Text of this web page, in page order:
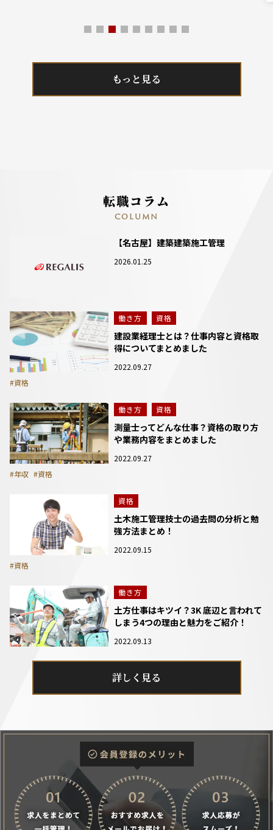
もっと見る
転職コラム
COLUMN
【名古屋】建築建築施工管理
2026.01.25
働き方 資格
建設業経理士とは？仕事内容と資格取
得についてまとめました
2022.09.27
#資格
働き方 資格
測量士ってどんな仕事？資格の取り方
や業務内容をまとめました
2022.09.27
#年収 #資格
資格
土木施工管理技士の過去問の分析と勉
強方法まとめ！
2022.09.15
#資格
働き方
土方仕事はキツイ？3K 底辺と言われて
しまう4つの理由と魅力をご紹介！
2022.09.13
詳しく見る